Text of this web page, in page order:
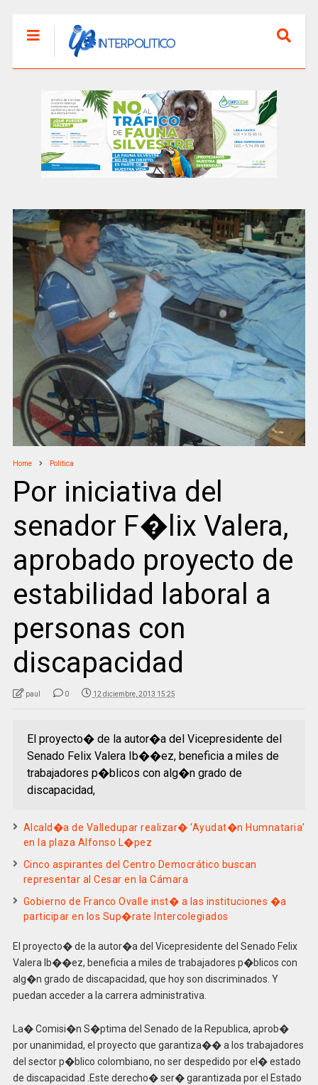
Home Politica
Por iniciativa del
senador F�lix Valera,
aprobado proyecto de
estabilidad laboral a
personas con
discapacidad
paul 0 12 diciembre, 2013 15:25
El proyecto� de la autor�a del Vicepresidente del
Senado Felix Valera Ib��ez, beneficia a miles de
trabajadores p�blicos con alg�n grado de
discapacidad,
Alcald�a de Valledupar realizar� ‘Ayudat�n Humnataria’
en la plaza Alfonso L�pez
Cinco aspirantes del Centro Democrático buscan
representar al Cesar en la Cámara
Gobierno de Franco Ovalle inst� a las instituciones �a
participar en los Sup�rate Intercolegiados
El proyecto� de la autor�a del Vicepresidente del Senado Felix
Valera Ib��ez, beneficia a miles de trabajadores p�blicos con
alg�n grado de discapacidad, que hoy son discriminados. Y
puedan acceder a la carrera administrativa.
La� Comisi�n S�ptima del Senado de la Republica, aprob�
por unanimidad, el proyecto que garantiza�� a los trabajadores
del sector p�blico colombiano, no ser despedido por el� estado
de discapacidad .Este derecho� ser� garantizada por el Estado